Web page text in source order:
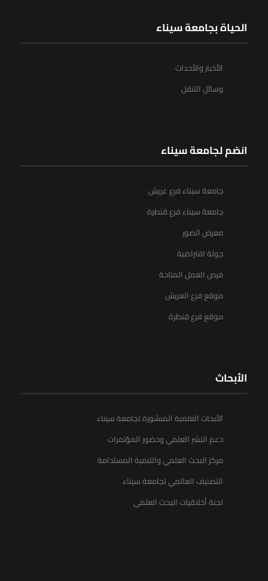
الحياة بجامعة سيناء
الأخبار والأحداث
وسائل التنقل
انضم لجامعة سيناء
جامعة سيناء فرع عريش
جامعة سيناء فرع قنطرة
معرض الصور
جولة افتراضية
فرص العمل المتاحة
موقع فرع العريش
موقع فرع قنطرة
الأبحاث
الأبحاث العلمية المنشورة لجامعة سيناء
دعم النشر العلمي وحضور المؤتمرات
مركز البحث العلمي والتنمية المستدامة
التصنيف العالمي لجامعة سيناء
لجنة أخلاقيات البحث العلمي